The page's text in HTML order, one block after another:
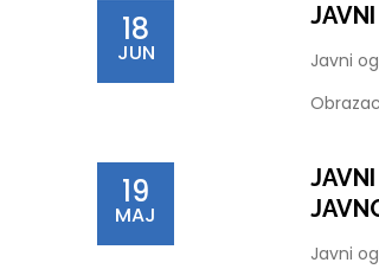
18
JUN Javni
19
MAJ
Javni